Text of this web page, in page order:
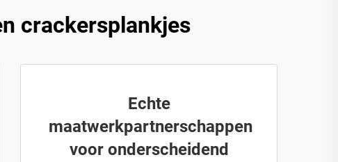
crackersplankjes
Echte
maatwerkpartnerschappen
voor onderscheidend